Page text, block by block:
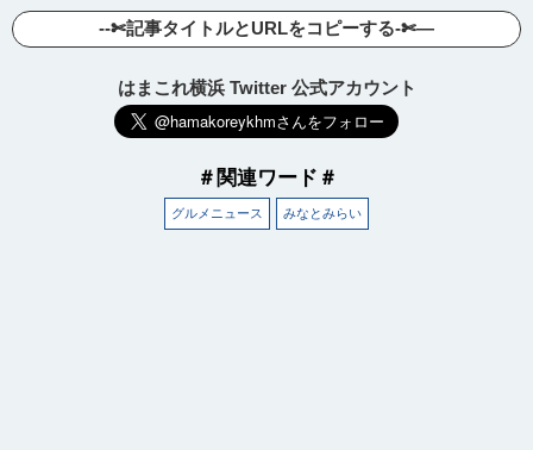
--✄記事タイトルとURLをコピーする-✄—
はまこれ横浜 Twitter 公式アカウント
＃関連ワード＃
グルメニュース みなとみらい